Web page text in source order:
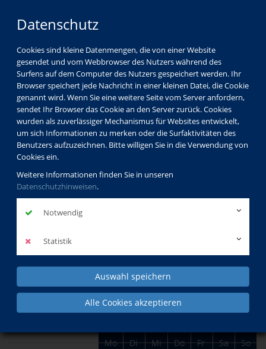
Datenschutz
Cookies sind kleine Datenmengen, die von einer Website
gesendet und vom Webbrowser des Nutzers während des
Surfens auf dem Computer des Nutzers gespeichert werden. Ihr
Browser speichert jede Nachricht in einer kleinen Datei, die Cookie
genannt wird. Wenn Sie eine weitere Seite vom Server anfordern,
sendet Ihr Browser das Cookie an den Server zurück. Cookies
wurden als zuverlässiger Mechanismus für Websites entwickelt,
um sich Informationen zu merken oder die Surfaktivitäten des
Benutzers aufzuzeichnen. Bitte willigen Sie in die Verwendung von
Cookies ein.
Weitere Informationen finden Sie in unseren
Datenschutzhinweisen.
Notwendig
Statistik
Auswahl speichern
Alle Cookies akzeptieren
LOGIN MENÜ
im April
Mo Di Mi Do Fr Sa So
am 03.
2024